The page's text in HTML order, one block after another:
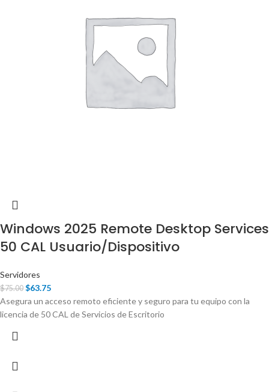
Windows 2025 Remote Desktop Services
50 CAL Usuario/Dispositivo
Servidores
$75.00 $63.75
Asegura un acceso remoto eficiente y seguro para tu equipo con la
licencia de 50 CAL de Servicios de Escritorio